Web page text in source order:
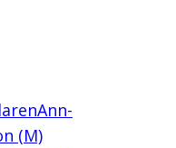
Ann-
(M)